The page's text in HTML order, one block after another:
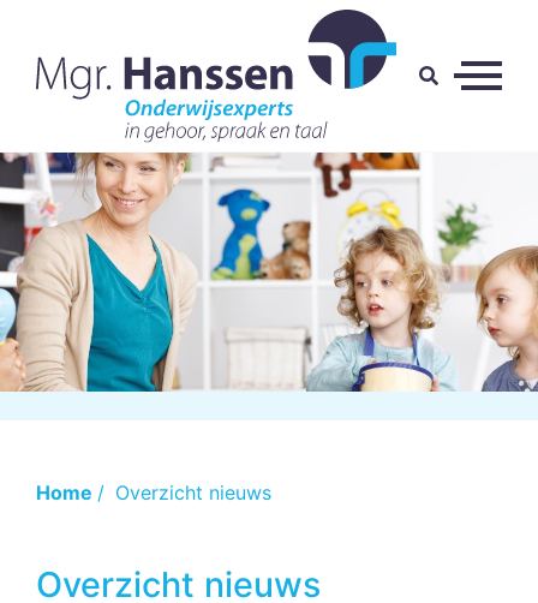
Home / Overzicht nieuws
Overzicht nieuws